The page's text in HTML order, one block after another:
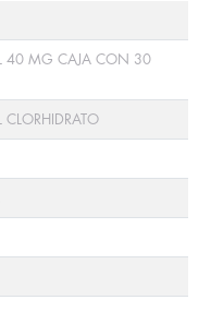
40 MG CAJA CON 30
CLORHIDRATO